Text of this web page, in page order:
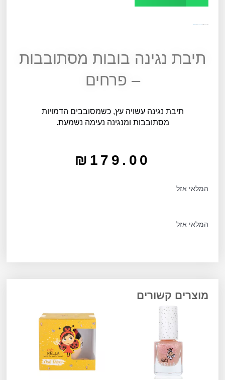
תיבת נגינה בובות מסתובבות
– פרחים
תיבת נגינה עשויה עץ, כשמסובבים הדמויות
מסתובבות ומנגינה נעימה נשמעת.
₪ 179.00
המלאי אזל
המלאי אזל
מוצרים קשורים